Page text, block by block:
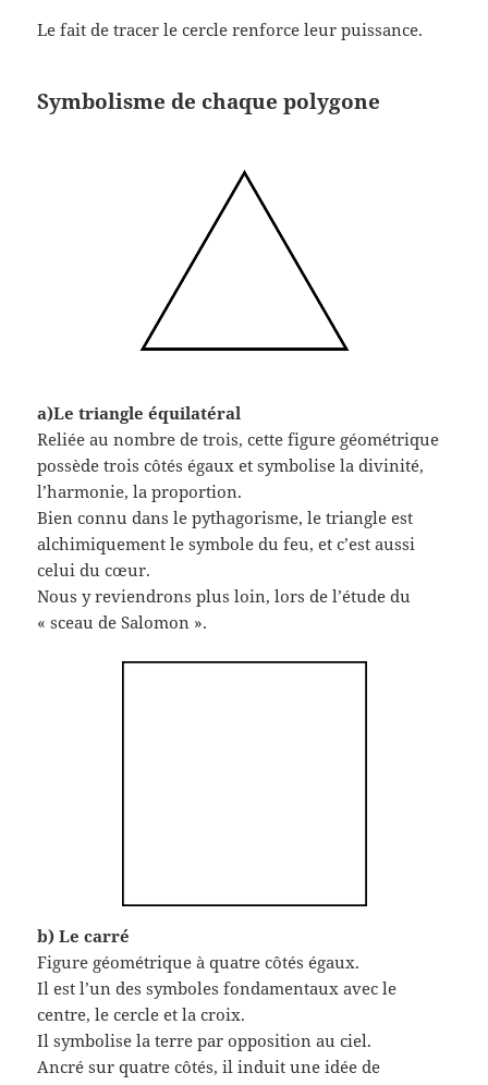
Le fait de tracer le cercle renforce leur puissance.
Symbolisme de chaque polygone
a)Le triangle équilatéral
Reliée au nombre de trois, cette figure géométrique
possède trois côtés égaux et symbolise la divinité,
l’harmonie, la proportion.
Bien connu dans le pythagorisme, le triangle est
alchimiquement le symbole du feu, et c’est aussi
celui du cœur.
Nous y reviendrons plus loin, lors de l’étude du
« sceau de Salomon ».
b) Le carré
Figure géométrique à quatre côtés égaux.
Il est l’un des symboles fondamentaux avec le
centre, le cercle et la croix.
Il symbolise la terre par opposition au ciel.
Ancré sur quatre côtés, il induit une idée de